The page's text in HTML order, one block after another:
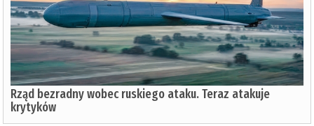
Rząd bezradny wobec ruskiego ataku. Teraz atakuje
krytyków